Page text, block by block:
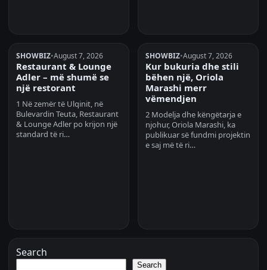
SHOWBIZ•August 7, 2026
Restaurant & Lounge
Adler – më shumë se
një restorant
1 Në zemër të Ulqinit, në
Bulevardin Teuta, Restaurant
& Lounge Adler po krijon një
standard të ri…
SHOWBIZ•August 7, 2026
Kur bukuria dhe stili
bëhen një, Oriola
Marashi merr
vëmendjen
2 Modelja dhe këngëtarja e
njohur, Oriola Marashi, ka
publikuar së fundmi projektin
e saj më të ri…
Search
Search